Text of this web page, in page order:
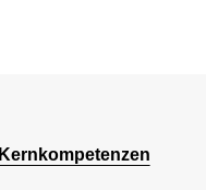
Kernkompetenzen